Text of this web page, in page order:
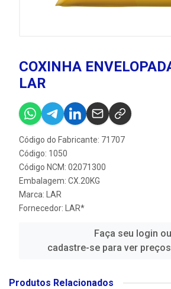
COXINHA
LAR
Código do Fabricante: 71707
Código: 1050
Código NCM: 02071300
Embalagem: CX.20KG
Marca:
LAR
Fornecedor:
LAR*
Faça seu login ou
cadastre-se para ver
Produtos Relacionados